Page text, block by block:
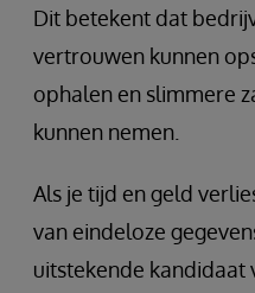
Dit betekent dat
vertrouwen kunnen
ophalen en slimmere
kunnen nemen.
Als je tijd en geld
van eindeloze
uitstekende